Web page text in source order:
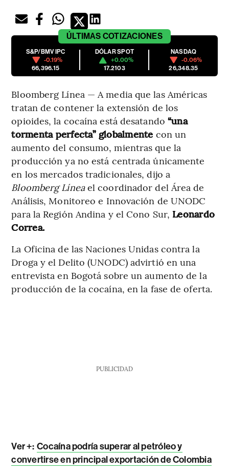
ÚLTIMAS COTIZACIONES
S&P/BMV IPC
-0.19%
66,396.15
DÓLAR SPOT
+0.00%
17.2103
NASDAQ
-0.06%
26,348.35
Bloomberg Línea — A media que las Américas
tratan de contener la extensión de los
opioides, la cocaína está desatando “una
tormenta perfecta” globalmente con un
aumento del consumo, mientras que la
producción ya no está centrada únicamente
en los mercados tradicionales, dijo a
Bloomberg Líneael coordinador del Área de
Análisis, Monitoreo e Innovación de UNODC
para la Región Andina y el Cono Sur, Leonardo
Correa.
La Oficina de las Naciones Unidas contra la
Droga y el Delito (UNODC) advirtió en una
entrevista en Bogotá sobre un aumento de la
producción de la cocaína, en la fase de oferta.
PUBLICIDAD
Ver +: Cocaína podría superar al petróleo y
convertirse en principal exportación de Colombia